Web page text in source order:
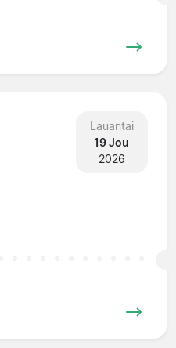
Lauantai
19 Jou
2026